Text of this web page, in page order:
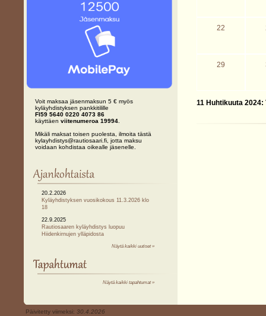
22
29
11 Huhtikuuta 2024:
Voit maksaa jäsenmaksun 5 € myös
kyläyhdistyksen pankkitilille
FI59 5640 0220 4073 86
käyttäen viitenumeroa 19994.
Mikäli maksat toisen puolesta, ilmoita tästä
kylayhdistys@rautiosaari.fi, jotta maksu
voidaan kohdistaa oikealle jäsenelle.
20.2.2026
Kyläyhdistyksen vuosikokous 11.3.2026 klo
18
22.9.2025
Rautiosaaren kyläyhdistys luopuu
Hiidenkirnujen ylläpidosta
Näytä kaikki uutiset »
Näytä kaikki tapahtumat »
Päivitetty viimeksi: 30.4.2026